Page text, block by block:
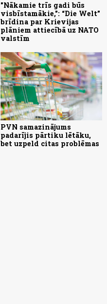
"Nākamie trīs gadi būs
visbīstamākie,": “Die Welt”
brīdina par Krievijas
plāniem attiecībā uz NATO
valstīm
PVN samazinājums
padarījis pārtiku lētāku,
bet uzpeld citas problēmas